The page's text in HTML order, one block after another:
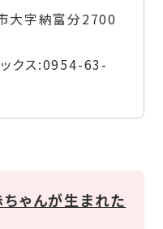
大字納富分2700
クス:0954-63-
ちゃんが生まれた